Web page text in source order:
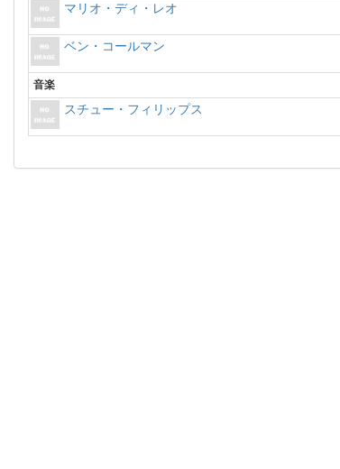
マリオ・ディ・レオ
ベン・コールマン
音楽
スチュー・フィリップス